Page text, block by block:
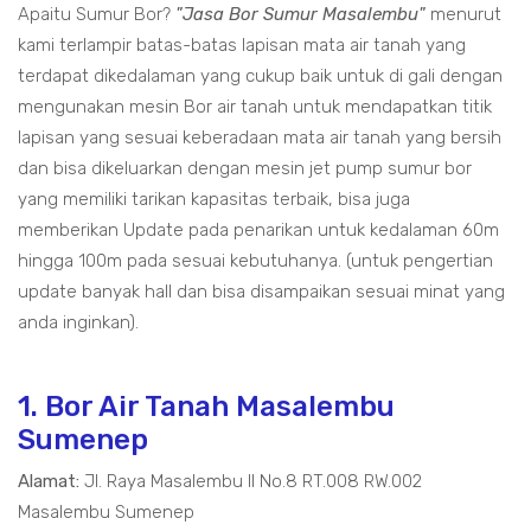
Apaitu Sumur Bor? "Jasa Bor Sumur Masalembu" menurut
kami terlampir batas-batas lapisan mata air tanah yang
terdapat dikedalaman yang cukup baik untuk di gali dengan
mengunakan mesin Bor air tanah untuk mendapatkan titik
lapisan yang sesuai keberadaan mata air tanah yang bersih
dan bisa dikeluarkan dengan mesin jet pump sumur bor
yang memiliki tarikan kapasitas terbaik, bisa juga
memberikan Update pada penarikan untuk kedalaman 60m
hingga 100m pada sesuai kebutuhanya. (untuk pengertian
update banyak hall dan bisa disampaikan sesuai minat yang
anda inginkan).
1. Bor Air Tanah Masalembu
Sumenep
Alamat: Jl. Raya Masalembu II No.8 RT.008 RW.002
Masalembu Sumenep